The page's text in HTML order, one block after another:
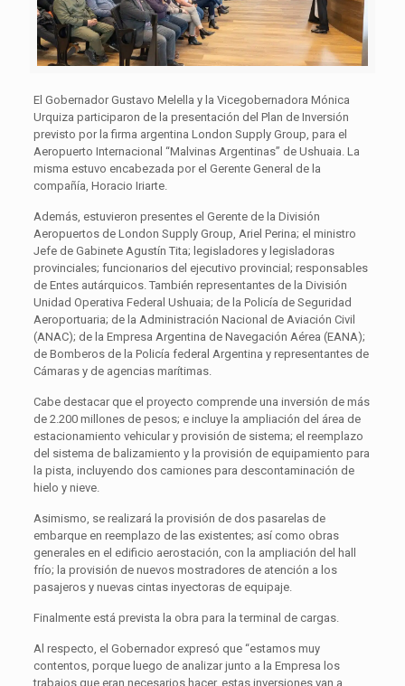
El Gobernador Gustavo Melella y la Vicegobernadora Mónica
Urquiza participaron de la presentación del Plan de Inversión
previsto por la firma argentina London Supply Group, para el
Aeropuerto Internacional “Malvinas Argentinas” de Ushuaia. La
misma estuvo encabezada por el Gerente General de la
compañía, Horacio Iriarte.
Además, estuvieron presentes el Gerente de la División
Aeropuertos de London Supply Group, Ariel Perina; el ministro
Jefe de Gabinete Agustín Tita; legisladores y legisladoras
provinciales; funcionarios del ejecutivo provincial; responsables
de Entes autárquicos. También representantes de la División
Unidad Operativa Federal Ushuaia; de la Policía de Seguridad
Aeroportuaria; de la Administración Nacional de Aviación Civil
(ANAC); de la Empresa Argentina de Navegación Aérea (EANA);
de Bomberos de la Policía federal Argentina y representantes de
Cámaras y de agencias marítimas.
Cabe destacar que el proyecto comprende una inversión de más
de 2.200 millones de pesos; e incluye la ampliación del área de
estacionamiento vehicular y provisión de sistema; el reemplazo
del sistema de balizamiento y la provisión de equipamiento para
la pista, incluyendo dos camiones para descontaminación de
hielo y nieve.
Asimismo, se realizará la provisión de dos pasarelas de
embarque en reemplazo de las existentes; así como obras
generales en el edificio aerostación, con la ampliación del hall
frío; la provisión de nuevos mostradores de atención a los
pasajeros y nuevas cintas inyectoras de equipaje.
Finalmente está prevista la obra para la terminal de cargas.
Al respecto, el Gobernador expresó que “estamos muy
contentos, porque luego de analizar junto a la Empresa los
trabajos que eran necesarios hacer, estas inversiones van a